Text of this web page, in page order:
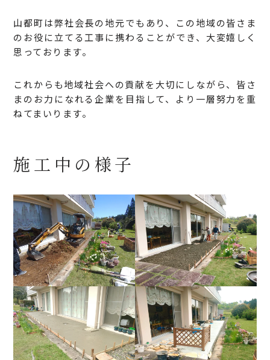
山都町は弊社会長の地元でもあり、この地域の皆さま
のお役に立てる工事に携わることができ、大変嬉しく
思っております。
これからも地域社会への貢献を大切にしながら、皆さ
まのお力になれる企業を目指して、より一層努力を重
ねてまいります。
施工中の様子